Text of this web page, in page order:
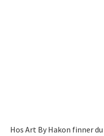
Hos Art By Hakon finner